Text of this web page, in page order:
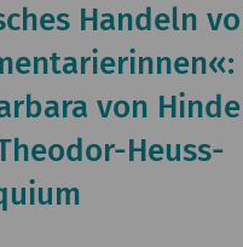
Handeln
von
Heuss-